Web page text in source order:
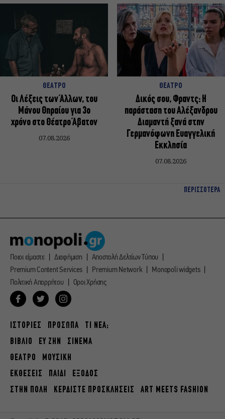
ΘΕΑΤΡΟ
Οι Λέξεις των Άλλων, του
Μάνου Θηραίου για 3ο
χρόνο στο Θέατρο Άβατον
07.08.2026
ΘΕΑΤΡΟ
Δικός σου, Φραντς: Η
παράσταση του Αλέξανδρου
Διαμαντή ξανά στην
Γερμανόφωνη Ευαγγελική
Εκκλησία
07.08.2026
ΠΕΡΙΣΣΟΤΕΡΑ
Ποιοι είμαστε Διαφήμιση
Αποστολή Δελτίων Τύπου
Premium Content Services
Premium Network
Monopoli widgets
Πολιτική Απορρήτου
Οροι Χρήσης
ΙΣΤΟΡΙΕΣ ΠΡΟΣΩΠΑ
ΤΙ ΝΕΑ;
ΒΙΒΛΙΟ
ΕΥ ΖΗΝ
ΣΙΝΕΜΑ
ΘΕΑΤΡΟ
ΜΟΥΣΙΚΗ
ΕΚΘΕΣΕΙΣ
ΠΑΙΔΙ
ΕΞΟΔΟΣ
ΣΤΗΝ ΠΟΛΗ
ΚΕΡΔΙΣΤΕ ΠΡΟΣΚΛΗΣΕΙΣ ART MEETS FASHION